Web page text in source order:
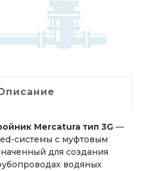
Mercatura тип 3G —
системы с муфтовым
для создания
водяных